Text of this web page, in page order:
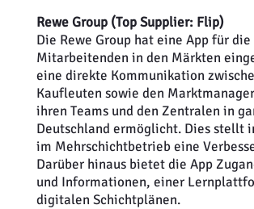
Rewe Group (Top Supplier: Flip)
Die Rewe Group hat eine App für die
Mitarbeitenden in den Märkten
eine direkte Kommunikation
Kaufleuten sowie den
ihren Teams und den Zentralen in
Deutschland ermöglicht. Dies stellt
im Mehrschichtbetrieb eine
Darüber hinaus bietet die App
und Informationen, einer
digitalen Schichtplänen.